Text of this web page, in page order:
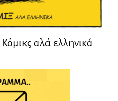
αλά ελληνικά